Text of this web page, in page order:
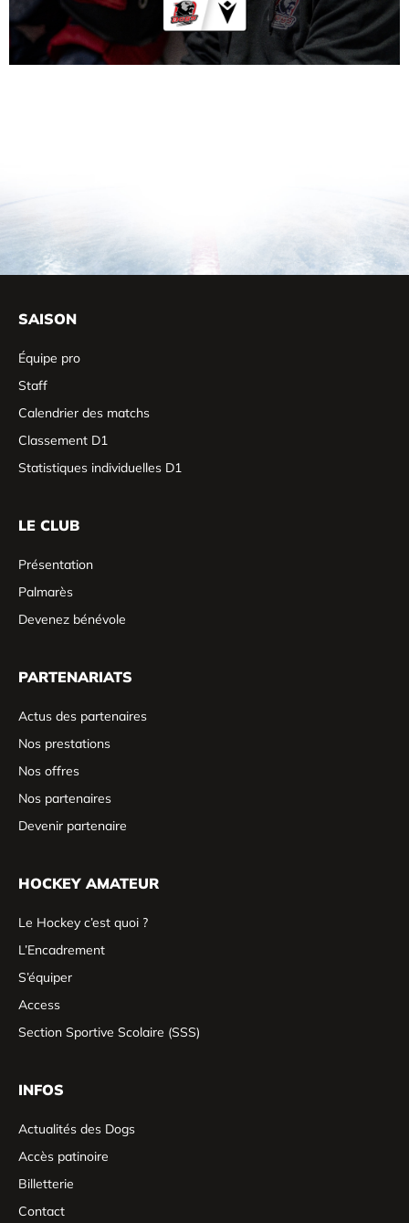
SAISON
Équipe pro
Staff
Calendrier des matchs
Classement D1
Statistiques individuelles D1
LE CLUB
Présentation
Palmarès
Devenez bénévole
PARTENARIATS
Actus des partenaires
Nos prestations
Nos offres
Nos partenaires
Devenir partenaire
HOCKEY AMATEUR
Le Hockey c’est quoi ?
L’Encadrement
S’équiper
Access
Section Sportive Scolaire (SSS)
INFOS
Actualités des Dogs
Accès patinoire
Billetterie
Contact